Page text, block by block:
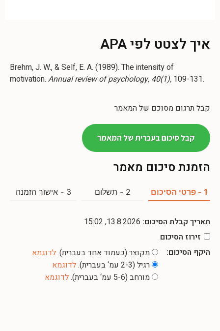
איך לצטט לפי APA
Brehm, J. W., & Self, E. A. (1989). The intensity of
motivation. Annual review of psychology, 40(1), 109-131.
קבל תרגום מסוכם של המאמר
קבל סיכום בעברית של המאמר
הזמנת סיכום מאמר
1 - פרטי הסיכום 2 - תשלום 3 - אישור הזמנה
תאריך קבלת הסיכום: 13.8.2026, 15:02
זירוז הסיכום
היקף הסיכום:
מקוצר (כעמוד אחד בעברית).לדוגמא
רגיל (2-3 עמ‘ בעברית).
לדוגמא
מורחב (5-6 עמ‘ בעברית).
לדוגמא